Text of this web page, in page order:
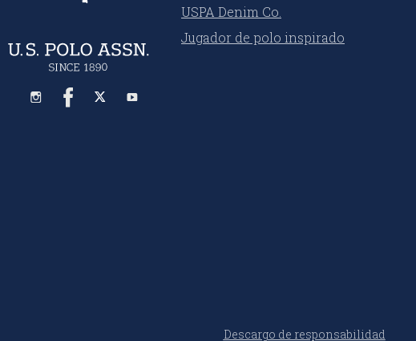
USPA Denim Co.
Jugador de polo inspirado
Descargo de responsabilidad